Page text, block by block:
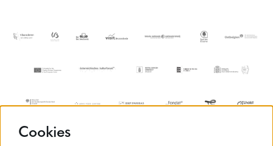
Cookies